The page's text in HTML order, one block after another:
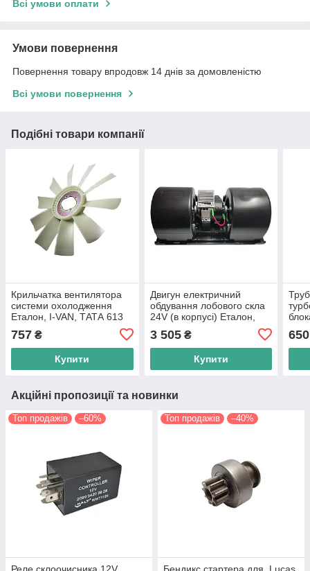
Всі умови оплати
Умови повернення
Повернення товару впродовж 14 днів за домовленістю
Всі умови повернення
Подібні товари компанії
Крильчатка вентилятора
системи охолодження
Еталон, I-VAN, ТАТА 613
757 ₴
Купити
Двигун електричний
обдування лобового скла
24V (в корпусі) Еталон,
KORMAS
3 505₴
Купити
613
650
Акційні пропозиції та новинки
Топ продажів –60% Топ продажів –40%